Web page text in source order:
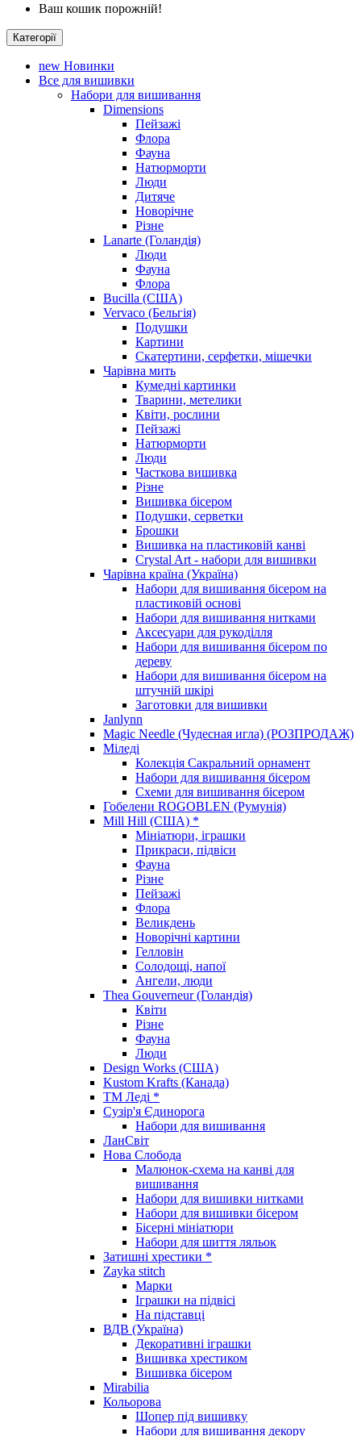
Ваш кошик порожній!
Категорії
new Новинки
Все для вишивки
Набори для вишивання
Dimensions
Пейзажі
Флора
Фауна
Натюрморти
Люди
Дитяче
Новорічне
Різне
Lanarte (Голандія)
Люди
Фауна
Флора
Bucilla (США)
Vervaco (Бельгія)
Подушки
Картини
Скатертини, серфетки, мішечки
Чарiвна мить
Кумедні картинки
Тварини, метелики
Квіти, рослини
Пейзажі
Натюрморти
Люди
Часткова вишивка
Різне
Вишивка бісером
Подушки, серветки
Брошки
Вишивка на пластиковій канві
Crystal Art - набори для вишивки
Чарівна країна (Україна)
Набори для вишивання бісером на
пластиковій основі
Набори для вишивання нитками
Аксесуари для рукоділля
Набори для вишивання бісером по
дереву
Набори для вишивання бісером на
штучній шкірі
Заготовки для вишивки
Janlynn
Magic Needle (Чудесная игла) (РОЗПРОДАЖ)
Міледі
Колекція Сакральний орнамент
Набори для вишивання бісером
Схеми для вишивання бісером
Гобелени ROGOBLEN (Румунія)
Mill Hill (США) *
Мініатюри, іграшки
Прикраси, підвіси
Фауна
Різне
Пейзажі
Флора
Великдень
Новорічні картини
Гелловін
Солодощі, напої
Ангели, люди
Thea Gouverneur (Голандія)
Квіти
Різне
Фауна
Люди
Design Works (США)
Kustom Krafts (Канада)
ТМ Леді *
Сузір'я Єдинорога
Набори для вишивання
ЛанСвіт
Нова Слобода
Малюнок-схема на канві для
вишивання
Набори для вишивки нитками
Набори для вишивки бісером
Бісерні мініатюри
Набори для шиття ляльок
Затишні хрестики *
Zayka stitch
Марки
Іграшки на підвісі
На підставці
ВДВ (Україна)
Декоративні іграшки
Вишивка хрестиком
Вишивка бісером
Mirabilia
Кольорова
Шопер під вишивку
Набори для вишивання декору